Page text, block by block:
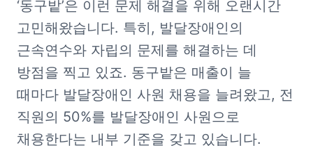
‘동구밭’은 이런 문제 해결을 위해 오랜시간
고민해왔습니다. 특히, 발달장애인의
근속연수와 자립의 문제를 해결하는 데
방점을 찍고 있죠. 동구밭은 매출이 늘
때마다 발달장애인 사원 채용을 늘려왔고, 전
직원의 50%를 발달장애인 사원으로
채용한다는 내부 기준을 갖고 있습니다.